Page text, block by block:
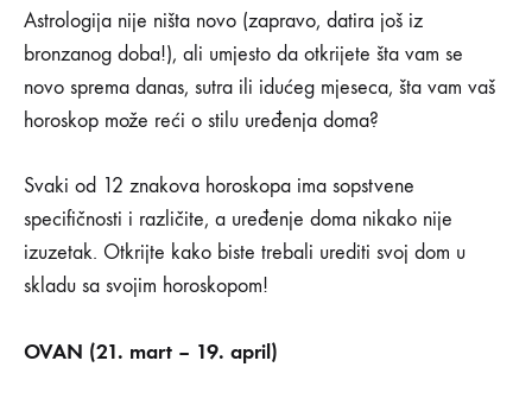
PREMA
SVOM
HOROSKOPSKOM
Uredite
dom
prema
svom
horoskopskom
znaku
07/11/2019
Astrologija nije ništa novo (zapravo, datira još iz
bronzanog doba!), ali umjesto da otkrijete šta vam se
novo sprema danas, sutra ili idućeg mjeseca, šta vam vaš
horoskop može reći o stilu uređenja doma?
Svaki od 12 znakova horoskopa ima sopstvene
specifičnosti i različite, a uređenje doma nikako nije
izuzetak. Otkrijte kako biste trebali urediti svoj dom u
skladu sa svojim horoskopom!
OVAN (21. mart – 19. april)